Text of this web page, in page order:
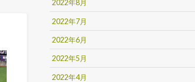
2022年8月
2022年7月
2022年6月
2022年5月
2022年4月